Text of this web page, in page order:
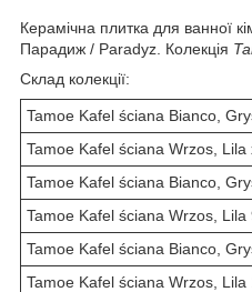
Керамічна плитка для ванної
Парадиж / Paradyz. Колекція
Склад колекції:
Tamoe Kafel ściana Bianco,
Tamoe Kafel ściana Wrzos, Lila
Tamoe Kafel ściana Bianco,
Tamoe Kafel ściana Wrzos, Lila
Tamoe Kafel ściana Bianco,
Tamoe Kafel ściana Wrzos,